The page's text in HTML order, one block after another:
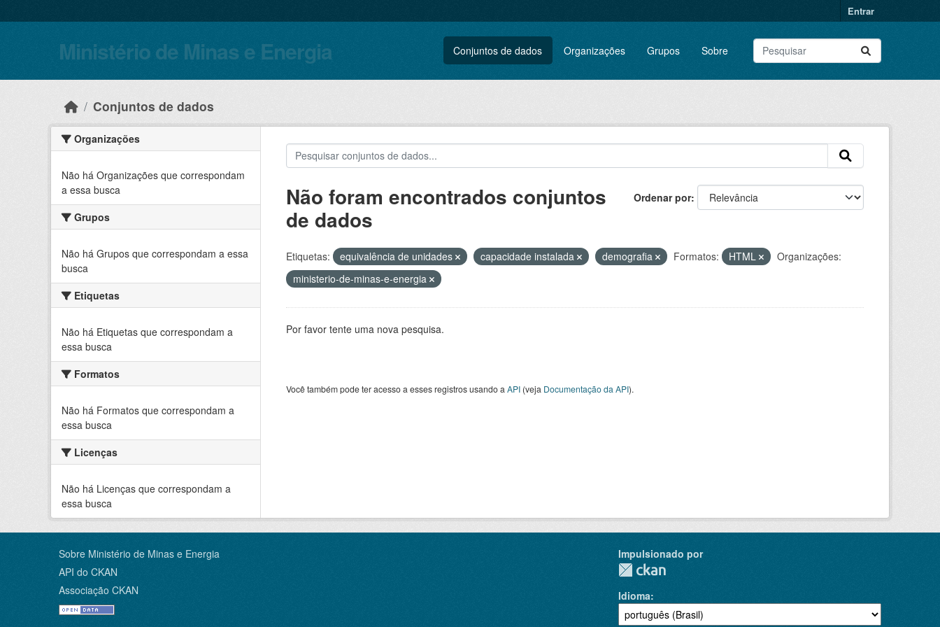
Entrar
Ministério de Minas e Energia Conjuntos de dados Organizações Grupos Sobre
Conjuntos de dados
Organizações
Não há Organizações que correspondam
a essa busca
Grupos
Não há Grupos que correspondam a essa
busca
Etiquetas
Não há Etiquetas que correspondam a
essa busca
Formatos
Não há Formatos que correspondam a
essa busca
Licenças
Não há Licenças que correspondam a
essa busca
Ordenar por
Não foram encontrados conjuntos
de dados
Etiquetas: equivalência de unidades capacidade instalada demografia Formatos: HTML
Organizações:
ministerio-de-minas-e-energia
Por favor tente uma nova pesquisa.
Você também pode ter acesso a esses registros usando a API(veja Documentação da API).
Sobre Ministério de Minas e Energia
API do CKAN
Associação CKAN
Impulsionado por
Idioma